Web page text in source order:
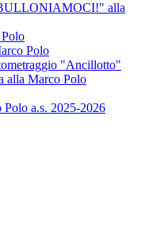
alla
Polo
"Ancillotto"
alla Marco Polo
Polo a.s. 2025-2026